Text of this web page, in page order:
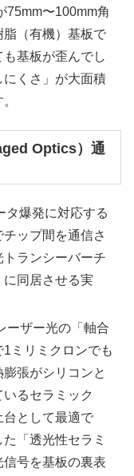
75mm〜100mm角
脂（有機）基板で
基板が歪んでし
にくさ」が大面積
Optics）通
タ爆発に対応する
ップ間を通信さ
ランシーバーチ
同居させる実
ーザー光の「軸合
ミリミクロンでも
張がシリコンと
るセラミック
台として最適で
「透光性セラミ
号を基板の裏表